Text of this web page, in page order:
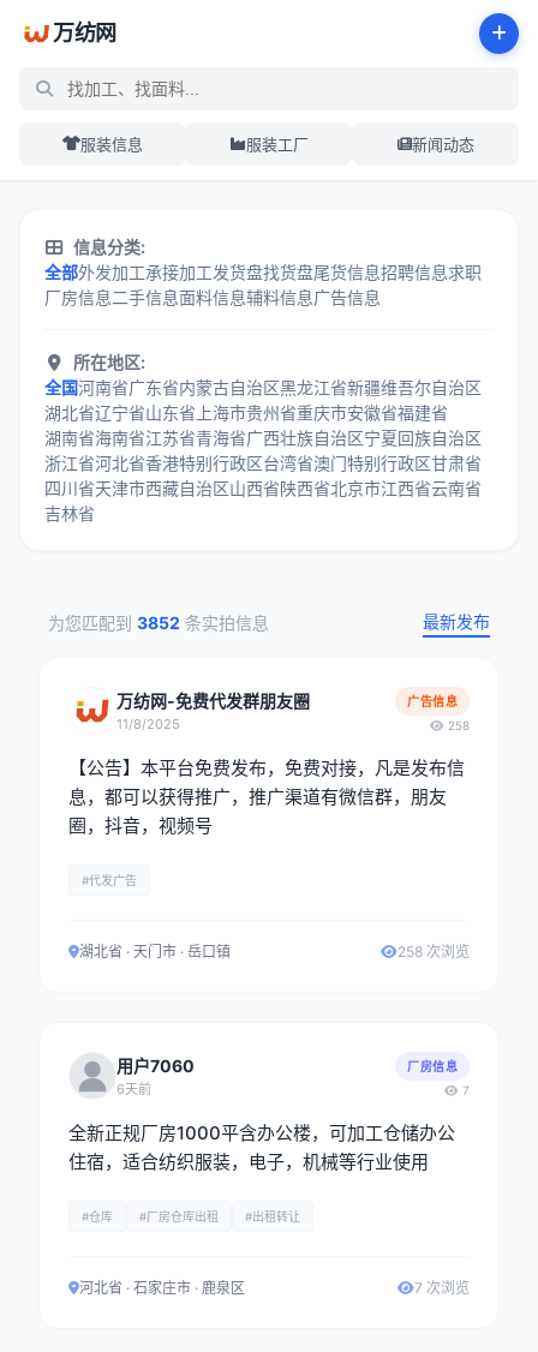
万纺网
服装信息 服装工厂 新闻动态
信息分类:
全部外发加工承接加工发货盘找货盘尾货信息招聘信息求职
厂房信息 二手信息面料信息辅料信息广告信息
所在地区:
全国河南省广东省内蒙古自治区黑龙江省新疆维吾尔自治区
湖北省辽宁省山东省 上海市贵州省重庆市安徽省福建省
湖南省海南省江苏省青海省广西壮族自治区宁夏回族自治区
浙江省河北省香港特别行政区台湾省澳门特别行政区甘肃省
四川省天津市西藏自治区山西省陕西省北京市江西省云南省
吉林省
为您匹配到 3852 条实拍信息 最新发布
万纺网-免费代发群朋友圈
11/8/2025
广告信息
258
【公告】本平台免费发布，免费对接，凡是发布信
息，都可以获得推广，推广渠道有微信群，朋友
圈，抖音，视频号
#代发广告
湖北省 · 天门市 · 岳口镇 258 次浏览
用户7060
6天前
厂房信息
7
全新正规厂房1000平含办公楼，可加工仓储办公
住宿，适合纺织服装，电子，机械等行业使用
#仓库 #厂房仓库出租 #出租转让
河北省 · 石家庄市 · 鹿泉区 7 次浏览